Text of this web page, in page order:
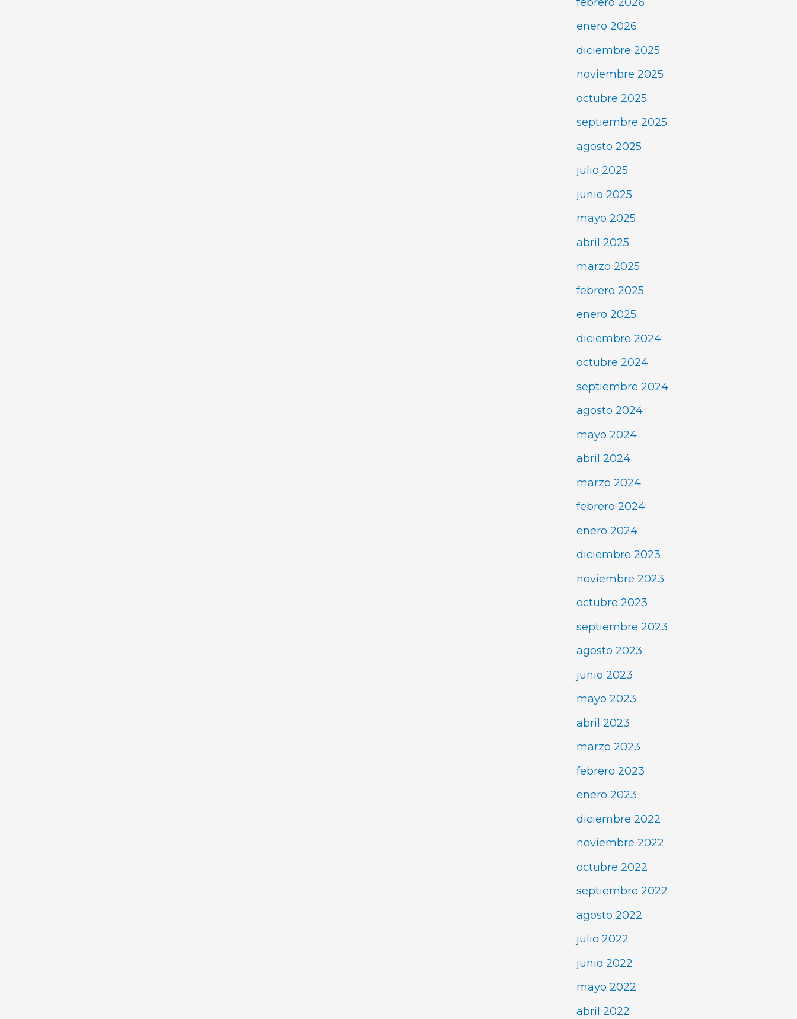
enero 2026
diciembre 2025
noviembre 2025
octubre 2025
septiembre 2025
agosto 2025
julio 2025
junio 2025
mayo 2025
abril 2025
marzo 2025
febrero 2025
enero 2025
diciembre 2024
octubre 2024
septiembre 2024
agosto 2024
mayo 2024
abril 2024
marzo 2024
febrero 2024
enero 2024
diciembre 2023
noviembre 2023
octubre 2023
septiembre 2023
agosto 2023
junio 2023
mayo 2023
abril 2023
marzo 2023
febrero 2023
enero 2023
diciembre 2022
noviembre 2022
octubre 2022
septiembre 2022
agosto 2022
julio 2022
junio 2022
mayo 2022
abril 2022